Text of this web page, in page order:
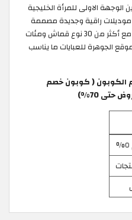
الوجهة الاولى للمرأة الخليجية
موديلات راقية وجديدة مصممة
بعناية كبيرة من أرقى المصممين. مع أكثر من 30 نوع قماش ومئات
الجوهرة للعبايات ما يناسب
الكوبون ( كوبون خصم